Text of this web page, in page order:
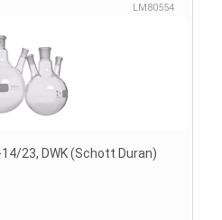
LM80554
23, DWK (Schott Duran)